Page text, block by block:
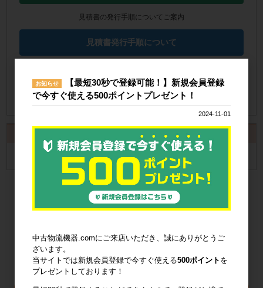
見積書の発行手順についてご案内
見積書発行手順について
納品書発行手順について
カート
カートは空です
お知らせ
【最短30秒で登録可能！】新規会員登録
で今すぐ使える500ポイントプレゼント！
2024-11-01
中古物流機器.comにご来店いただき、誠にありがとうご
ざいます。
当サイトでは新規会員登録で今すぐ使える500ポイント を
プレゼントしております！